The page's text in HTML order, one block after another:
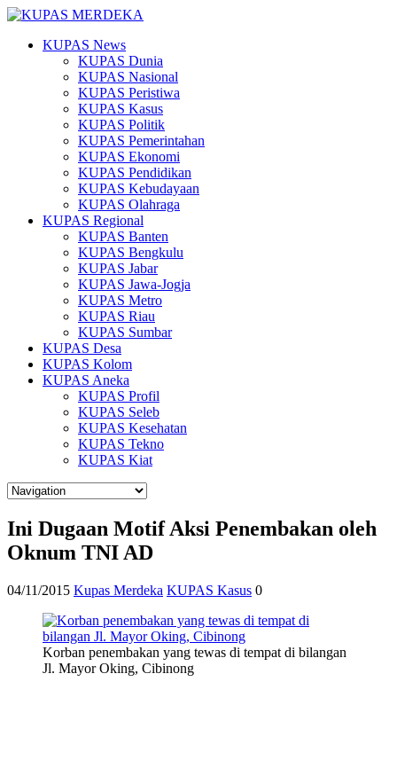
KUPAS News
KUPAS Dunia
KUPAS Nasional
KUPAS Peristiwa
KUPAS Kasus
KUPAS Politik
KUPAS Pemerintahan
KUPAS Ekonomi
KUPAS Pendidikan
KUPAS Kebudayaan
KUPAS Olahraga
KUPAS Regional
KUPAS Banten
KUPAS Bengkulu
KUPAS Jabar
KUPAS Jawa-Jogja
KUPAS Metro
KUPAS Riau
KUPAS Sumbar
KUPAS Desa
KUPAS Kolom
KUPAS Aneka
KUPAS Profil
KUPAS Seleb
KUPAS Kesehatan
KUPAS Tekno
KUPAS Kiat
Ini Dugaan Motif Aksi Penembakan oleh
Oknum TNI AD
04/11/2015 Kupas Merdeka KUPAS Kasus 0
Korban penembakan yang tewas di tempat di bilangan
Jl. Mayor Oking, Cibinong